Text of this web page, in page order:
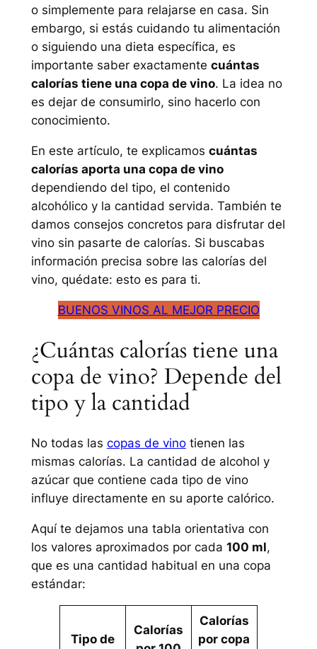
o simplemente para relajarse en casa. Sin
embargo, si estás cuidando tu alimentación
o siguiendo una dieta específica, es
importante saber exactamente cuántas
calorías tiene una copa de vino. La idea no
es dejar de consumirlo, sino hacerlo con
conocimiento.
En este artículo, te explicamos cuántas
calorías aporta una copa de vino
dependiendo del tipo, el contenido
alcohólico y la cantidad servida. También te
damos consejos concretos para disfrutar del
vino sin pasarte de calorías. Si buscabas
información precisa sobre las calorías del
vino, quédate: esto es para ti.
BUENOS VINOS AL MEJOR PRECIO
¿Cuántas calorías tiene una
copa de vino? Depende del
tipo y la cantidad
No todas las copas de vinotienen las
mismas calorías. La cantidad de alcohol y
azúcar que contiene cada tipo de vino
influye directamente en su aporte calórico.
Aquí te dejamos una tabla orientativa con
los valores aproximados por cada 100 ml,
que es una cantidad habitual en una copa
estándar:
Tipo de
Calorías
Calorías
por copa